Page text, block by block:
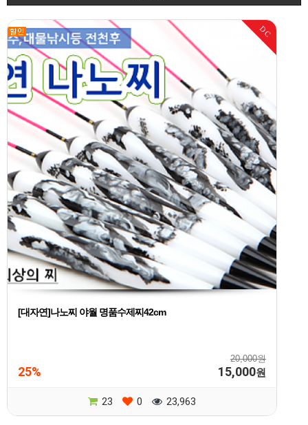
DC
[대자연]나노찌 야월 명품수제찌42cm
20,000원
25% 15,000원
23 0 23,963